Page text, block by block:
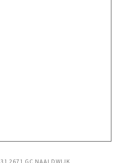
2671 GC NAALDWIJK